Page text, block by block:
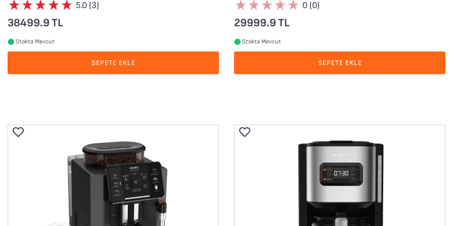
5.0 (3)
38499.9 TL
⬤ Stokta Mevcut
SEPETE EKLE
0 (0)
29999.9 TL
⬤ Stokta Mevcut
SEPETE EKLE